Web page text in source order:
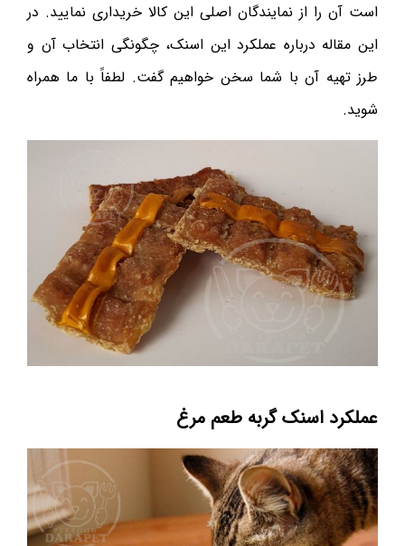
است آن را از نمایندگان اصلی این کالا خریداری نمایید. در
این مقاله درباره عملکرد این اسنک، چگونگی انتخاب آن و
طرز تهیه آن با شما سخن خواهیم گفت. لطفاً با ما همراه
شوید.
عملکرد اسنک گربه طعم مرغ